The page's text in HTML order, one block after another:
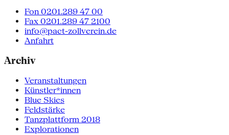
Fon 0201.289 47 00
Fax 0201.289 47 2100
info@pact-zollverein.de
Anfahrt
Archiv
Veranstaltungen
Künstler*innen
Blue Skies
Feldstärke
Tanzplattform 2018
Explorationen